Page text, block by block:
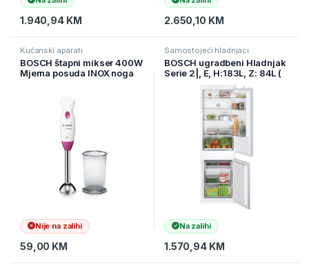
1.940,94 KM 2.650,10 KM
Kućanski aparati
BOSCH štapni mikser 400W
Mjerna posuda INOX noga
Nije na zalihi
59,00 KM
Samostojeći hladnjaci
BOSCH ugradbeni Hladnjak
Serie 2|, E, H:183L, Z: 84L (
KIV86NSE0 )
Na zalihi
1.570,94 KM